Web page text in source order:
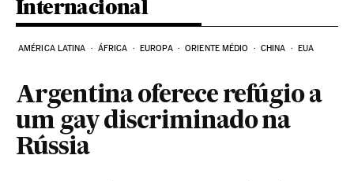
Internacional
AMÉRICA LATINA ÁFRICA EUROPA ORIENTE MÉDIO CHINA EUA
Argentina oferece refúgio a
um gay discriminado na
Rússia